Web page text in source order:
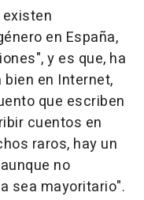
en España,
y es que, ha
en Internet,
que escriben
cuentos en
raros, hay un
no
sea mayoritario".